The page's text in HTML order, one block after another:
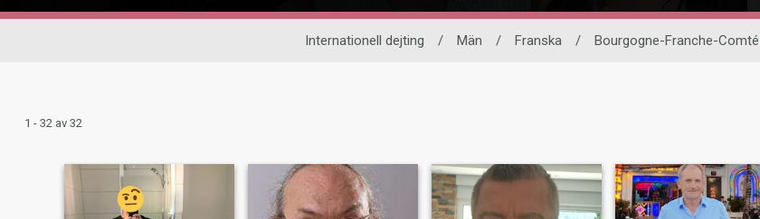
Internationell dejting / Män / Franska / Bourgogne-Franche-Comté
1 - 32 av 32